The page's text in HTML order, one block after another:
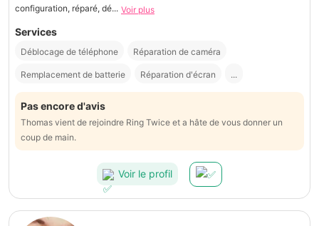
configuration, réparé, dé... Voir plus
Services
Déblocage de téléphone Réparation de caméra
Remplacement de batterie Réparation d'écran ...
Pas encore d'avis
Thomas vient de rejoindre Ring Twice et a hâte de vous donner un
coup de main.
Voir le profil